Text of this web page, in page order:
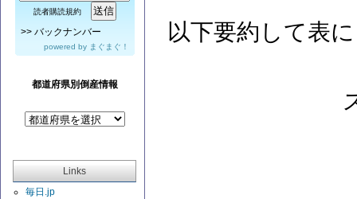
読者購読規約
>> バックナンバー
powered by まぐまぐ！
都道府県別倒産情報
Links
毎日.jp
以下要約して表